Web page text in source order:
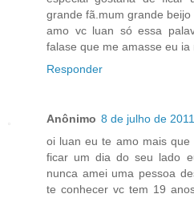
grande fã.mum grande
amo vc luan só essa
falase que me amasse eu
Responder
Anônimo 8 de julho de
oi luan eu te amo mais
ficar um dia do seu lado
nunca amei uma pessoa
te conhecer vc tem 19